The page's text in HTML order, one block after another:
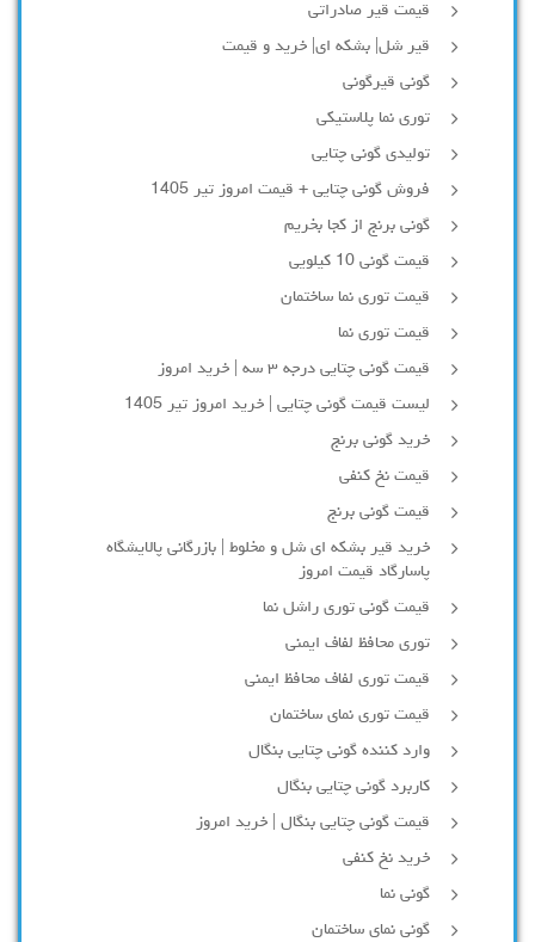
قیمت قیر صادراتی
قیر شل| بشکه ای| خرید و قیمت
گونی قیرگونی
توری نما پلاستیکی
تولیدی گونی چتایی
فروش گونی چتایی + قیمت امروز تیر 1405
گونی برنج از کجا بخریم
قیمت گونی 10 کیلویی
قیمت توری نما ساختمان
قیمت توری نما
قیمت گونی چتایی درجه ۳ سه | خرید امروز
لیست قیمت گونی چتایی | خرید امروز تیر 1405
خرید گونی برنج
قیمت نخ کنفی
قیمت گونی برنج
خرید قیر بشکه ای شل و مخلوط | بازرگانی پالایشگاه
پاسارگاد قیمت امروز
قیمت گونی توری راشل نما
توری محافظ لفاف ایمنی
قیمت توری لفاف محافظ ایمنی
قیمت توری نمای ساختمان
وارد کننده گونی چتایی بنگال
کاربرد گونی چتایی بنگال
قیمت گونی چتایی بنگال | خرید امروز
خرید نخ کنفی
گونی نما
گونی نمای ساختمان